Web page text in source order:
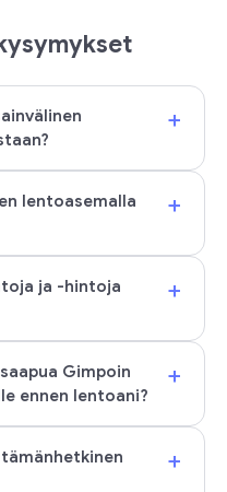
+
lentoasemalla
+
ja -hintoja
+
Gimpoin
ennen lentoani?
+
+